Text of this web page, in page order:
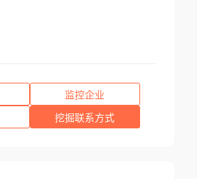
监控企业
挖掘联系方式